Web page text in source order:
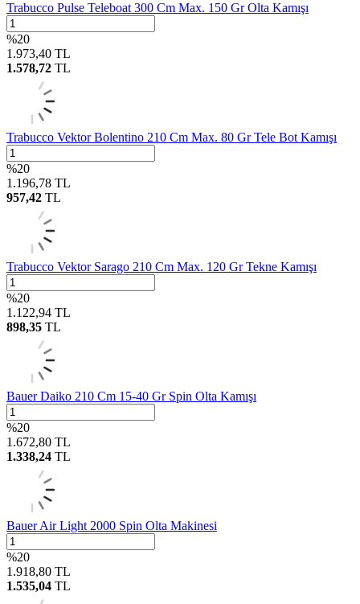
Trabucco Pulse Teleboat 300 Cm Max. 150 Gr Olta Kamışı
%20
1.973,40 TL
1.578,72 TL
Trabucco Vektor Bolentino 210 Cm Max. 80 Gr Tele Bot Kamışı
%20
1.196,78 TL
957,42 TL
Trabucco Vektor Sarago 210 Cm Max. 120 Gr Tekne Kamışı
%20
1.122,94 TL
898,35 TL
Bauer Daiko 210 Cm 15-40 Gr Spin Olta Kamışı
%20
1.672,80 TL
1.338,24 TL
Bauer Air Light 2000 Spin Olta Makinesi
%20
1.918,80 TL
1.535,04 TL